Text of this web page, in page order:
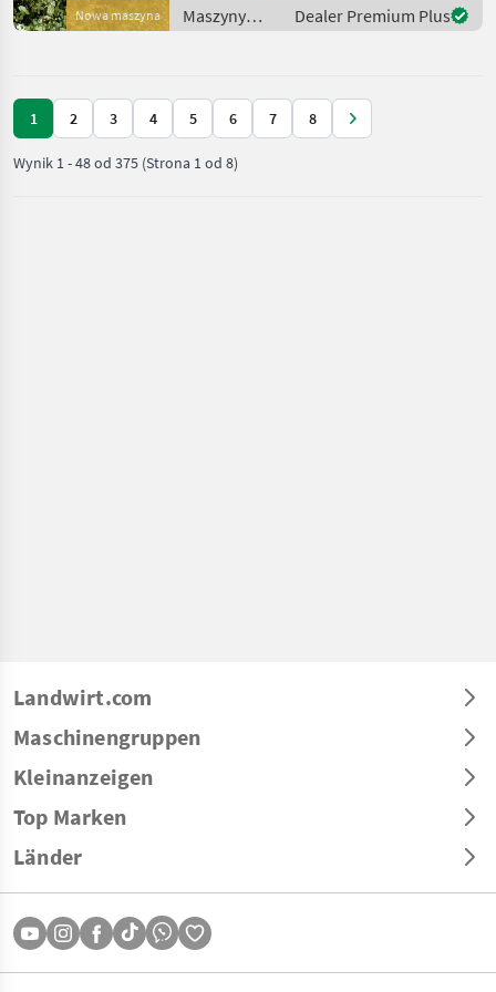
Nowa maszyna
erreichbare
Maszyny
budowlane /
Dealer Premium Plus
1 2 3 4 5 6 7 8
Wynik 1-48od 375 (Strona 1 od 8)
Landwirt.com
Maschinengruppen
Kleinanzeigen
Top Marken
Länder